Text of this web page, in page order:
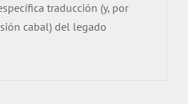
traducción (y, por
cabal) del legado